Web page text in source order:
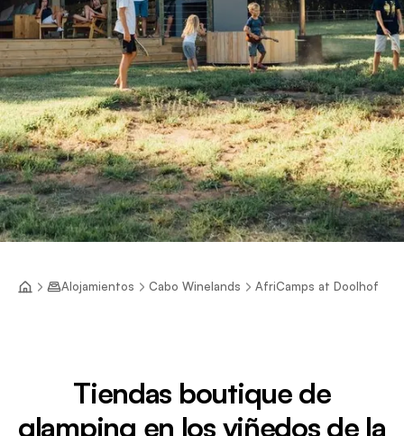
Alojamientos Cabo Winelands AfriCamps at Doolhof
Tiendas boutique de
glamping en los viñedos de la